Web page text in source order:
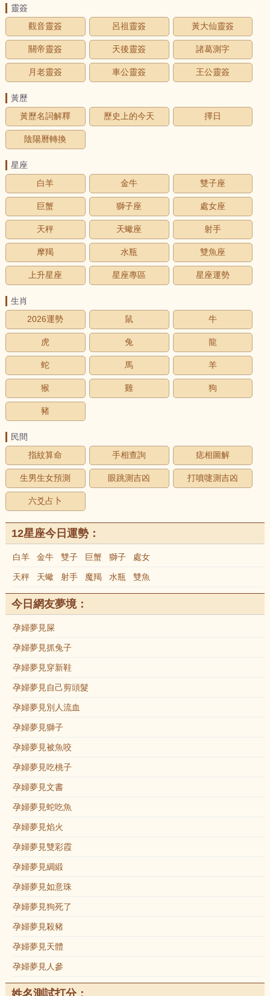
靈簽
觀音靈簽
呂祖靈簽 黃大仙靈簽
關帝靈簽 天後靈簽 諸葛測字
月老靈簽 車公靈簽 王公靈簽
黃歷
黃歷名詞解釋
歷史上的今天 擇日
陰陽曆轉換
星座
白羊
金牛 雙子座
巨蟹 獅子座 處女座
天秤 天蠍座 射手
摩羯 水瓶 雙魚座
上升星座 星座專區 星座運勢
生肖
2026運勢
鼠 牛
虎 兔 龍
蛇 馬 羊
猴 雞 狗
豬
民間
指紋算命
手相查詢 痣相圖解
生男生女預測 眼跳測吉凶 打噴嚏測吉凶
六爻占卜
12星座今日運勢：
白羊 金牛 雙子 巨蟹 獅子 處女
天秤 天蠍 射手 魔羯 水瓶 雙魚
今日網友夢境：
孕婦夢見屎
孕婦夢見抓兔子
孕婦夢見穿新鞋
孕婦夢見自己剪頭髮
孕婦夢見別人流血
孕婦夢見獅子
孕婦夢見被魚咬
孕婦夢見吃桃子
孕婦夢見文書
孕婦夢見蛇吃魚
孕婦夢見焰火
孕婦夢見雙彩霞
孕婦夢見綢緞
孕婦夢見如意珠
孕婦夢見狗死了
孕婦夢見殺豬
孕婦夢見天體
孕婦夢見人參
姓名測試打分：